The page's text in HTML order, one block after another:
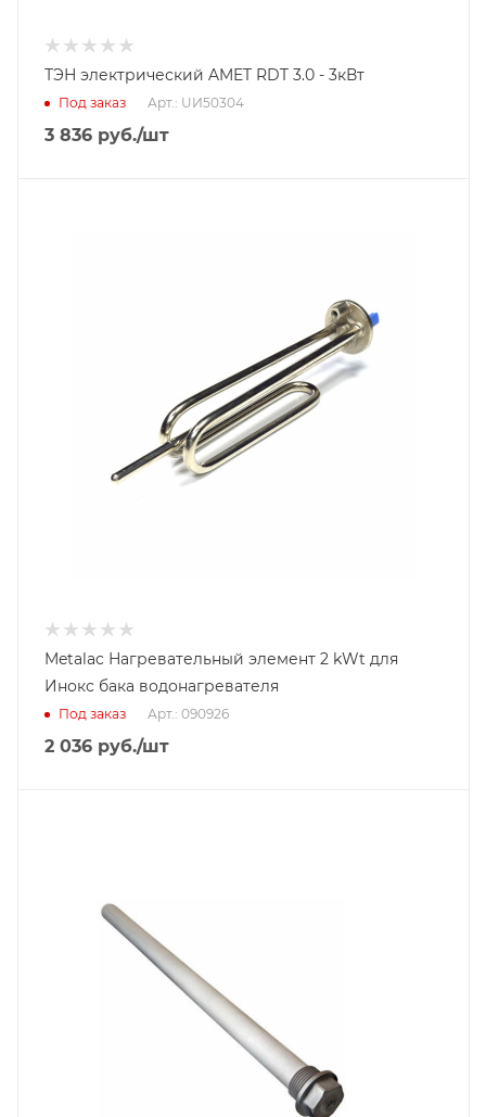
ТЭН электрический AMET RDT 3.0 - 3кВт
Под заказ Арт.: UИ50304
3 836 руб./шт
Metalac Нагревательный элемент 2 kWt для
Инокс бака водонагревателя
Под заказ Арт.: 090926
2 036 руб./шт